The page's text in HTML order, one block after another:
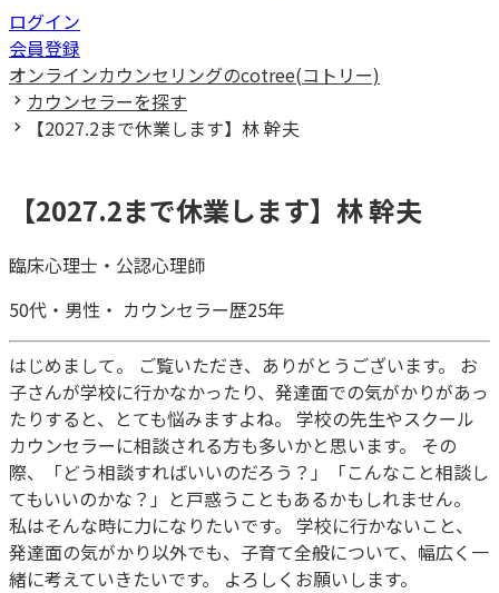
ログイン
会員登録
オンラインカウンセリングのcotree(コトリー)
カウンセラーを探す
【2027.2まで休業します】林 幹夫
【2027.2まで休業します】林 幹夫
臨床心理士 ・ 公認心理師
50代・ 男性・ カウンセラー歴25年
はじめまして。 ご覧いただき、ありがとうございます。 お
子さんが学校に行かなかったり、発達面での気がかりがあっ
たりすると、とても悩みますよね。 学校の先生やスクール
カウンセラーに相談される方も多いかと思います。 その
際、「どう相談すればいいのだろう？」「こんなこと相談し
てもいいのかな？」と戸惑うこともあるかもしれません。
私はそんな時に力になりたいです。 学校に行かないこと、
発達面の気がかり以外でも、子育て全般について、幅広く一
緒に考えていきたいです。 よろしくお願いします。